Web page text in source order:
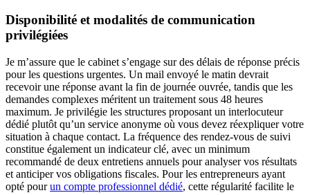
Disponibilité et modalités de communication
privilégiées
Je m’assure que le cabinet s’engage sur des délais de réponse précis
pour les questions urgentes. Un mail envoyé le matin devrait
recevoir une réponse avant la fin de journée ouvrée, tandis que les
demandes complexes méritent un traitement sous 48 heures
maximum. Je privilégie les structures proposant un interlocuteur
dédié plutôt qu’un service anonyme où vous devez réexpliquer votre
situation à chaque contact. La fréquence des rendez-vous de suivi
constitue également un indicateur clé, avec un minimum
recommandé de deux entretiens annuels pour analyser vos résultats
et anticiper vos obligations fiscales. Pour les entrepreneurs ayant
opté pourun compte professionnel dédié, cette régularité facilite le